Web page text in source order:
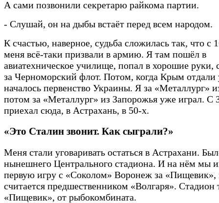
А сами позвонили секретарю райкома партии.
- Слушай, он на дыбы встаёт перед всем народом.
К счастью, наверное, судьба сложилась так, что с
меня всё-таки призвали в армию. Я там пошёл в
авиатехническое училище, попал в хорошие руки,
за Черноморский флот. Потом, когда Крым отдали
началось первенство Украины. Я за «Металлург»
потом за «Металлург» из Запорожья уже играл. С
приехал сюда, в Астрахань, в 50-х.
«Это Сталин звонит. Как сыграли?»
Меня стали уговаривать остаться в Астрахани.
нынешнего Центрального стадиона. И на нём мы
первую игру с «Соколом» Воронеж за «Пищевик»,
считается предшественником «Волгаря».
«Пищевик», от рыбокомбината.